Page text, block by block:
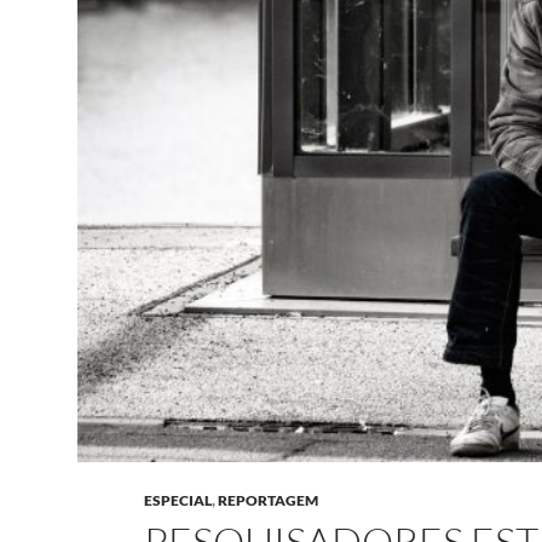
ESPECIAL,REPORTAGEM